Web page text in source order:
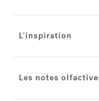
L'inspiration
Les notes